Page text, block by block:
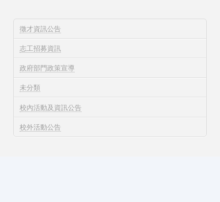
徵才資訊公告
志工招募資訊
政府部門政策宣導
未分類
校內活動及資訊公告
校外活動公告